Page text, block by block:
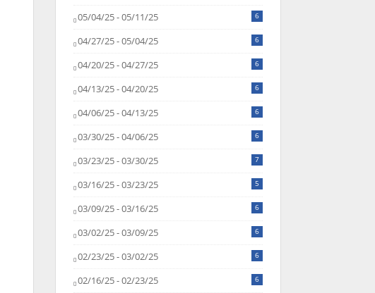
05/04/25 - 05/11/25 6
04/27/25 - 05/04/25 6
04/20/25 - 04/27/25 6
04/13/25 - 04/20/25 6
04/06/25 - 04/13/25 6
03/30/25 - 04/06/25 6
03/23/25 - 03/30/25 7
03/16/25 - 03/23/25 5
03/09/25 - 03/16/25 6
03/02/25 - 03/09/25 6
02/23/25 - 03/02/25 6
02/16/25 - 02/23/25 6